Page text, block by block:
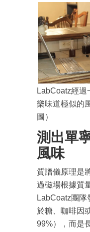
LabCoatz經
樂味道極似的
圖）
測出單
風味
質譜儀原理是
過磁場根據質
LabCoatz團
於糖、咖啡因
99%），而是